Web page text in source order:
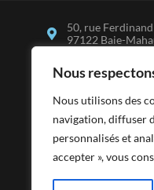
Nous
Nous utilisons des
navigation, diffuser
personnalisés et
accepter », vous
50, rue
97122 Baie-
MADCO, 97150
0590 26 97 97